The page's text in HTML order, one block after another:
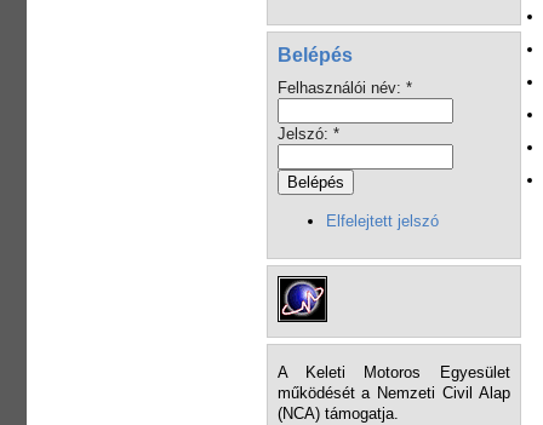
Belépés
Felhasználói név: *
Jelszó: *
Elfelejtett jelszó
A Keleti Motoros Egyesület
működését a Nemzeti Civil Alap
(NCA) támogatja.